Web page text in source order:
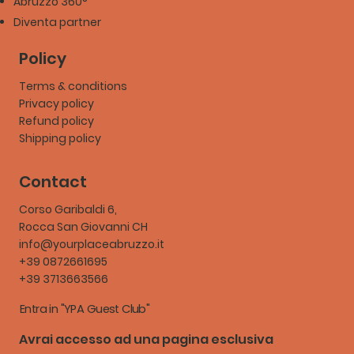
Diventa partner
Policy
Terms & conditions
Privacy policy
Refund policy
Shipping policy
Contact
Corso Garibaldi 6,
Rocca San Giovanni CH
info@yourplaceabruzzo.it
+39 0872661695
+39 3713663566
Entra in "YPA Guest Club"
Avrai accesso ad una pagina esclusiva